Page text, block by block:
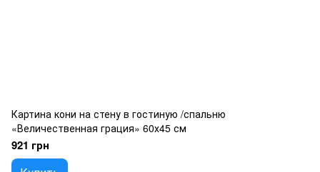
Картина кони на стену в гостиную /спальню
«Величественная грация» 60х45 см
921 грн